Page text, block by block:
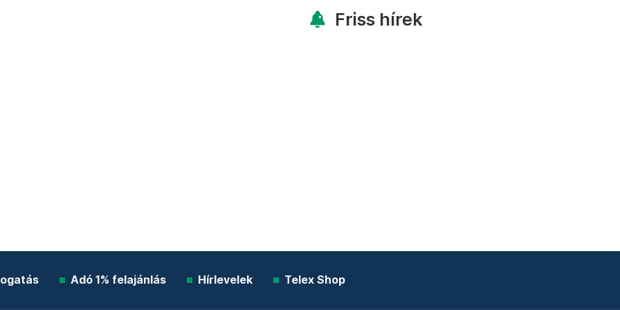
Friss hírek
Adó 1% felajánlás Hírlevelek Telex Shop